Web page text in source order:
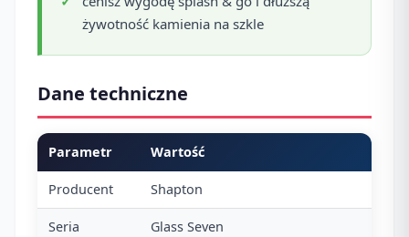
żywotność kamienia na szkle
Dane techniczne
Parametr Wartość
Producent Shapton
Seria Glass Seven